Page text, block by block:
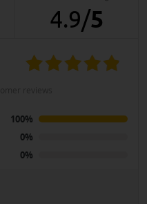
4.9/5
100%
0%
0%